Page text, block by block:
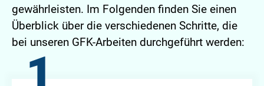
gewährleisten. Im Folgenden finden Sie einen
Überblick über die verschiedenen Schritte, die
bei unseren GFK-Arbeiten durchgeführt werden:
1